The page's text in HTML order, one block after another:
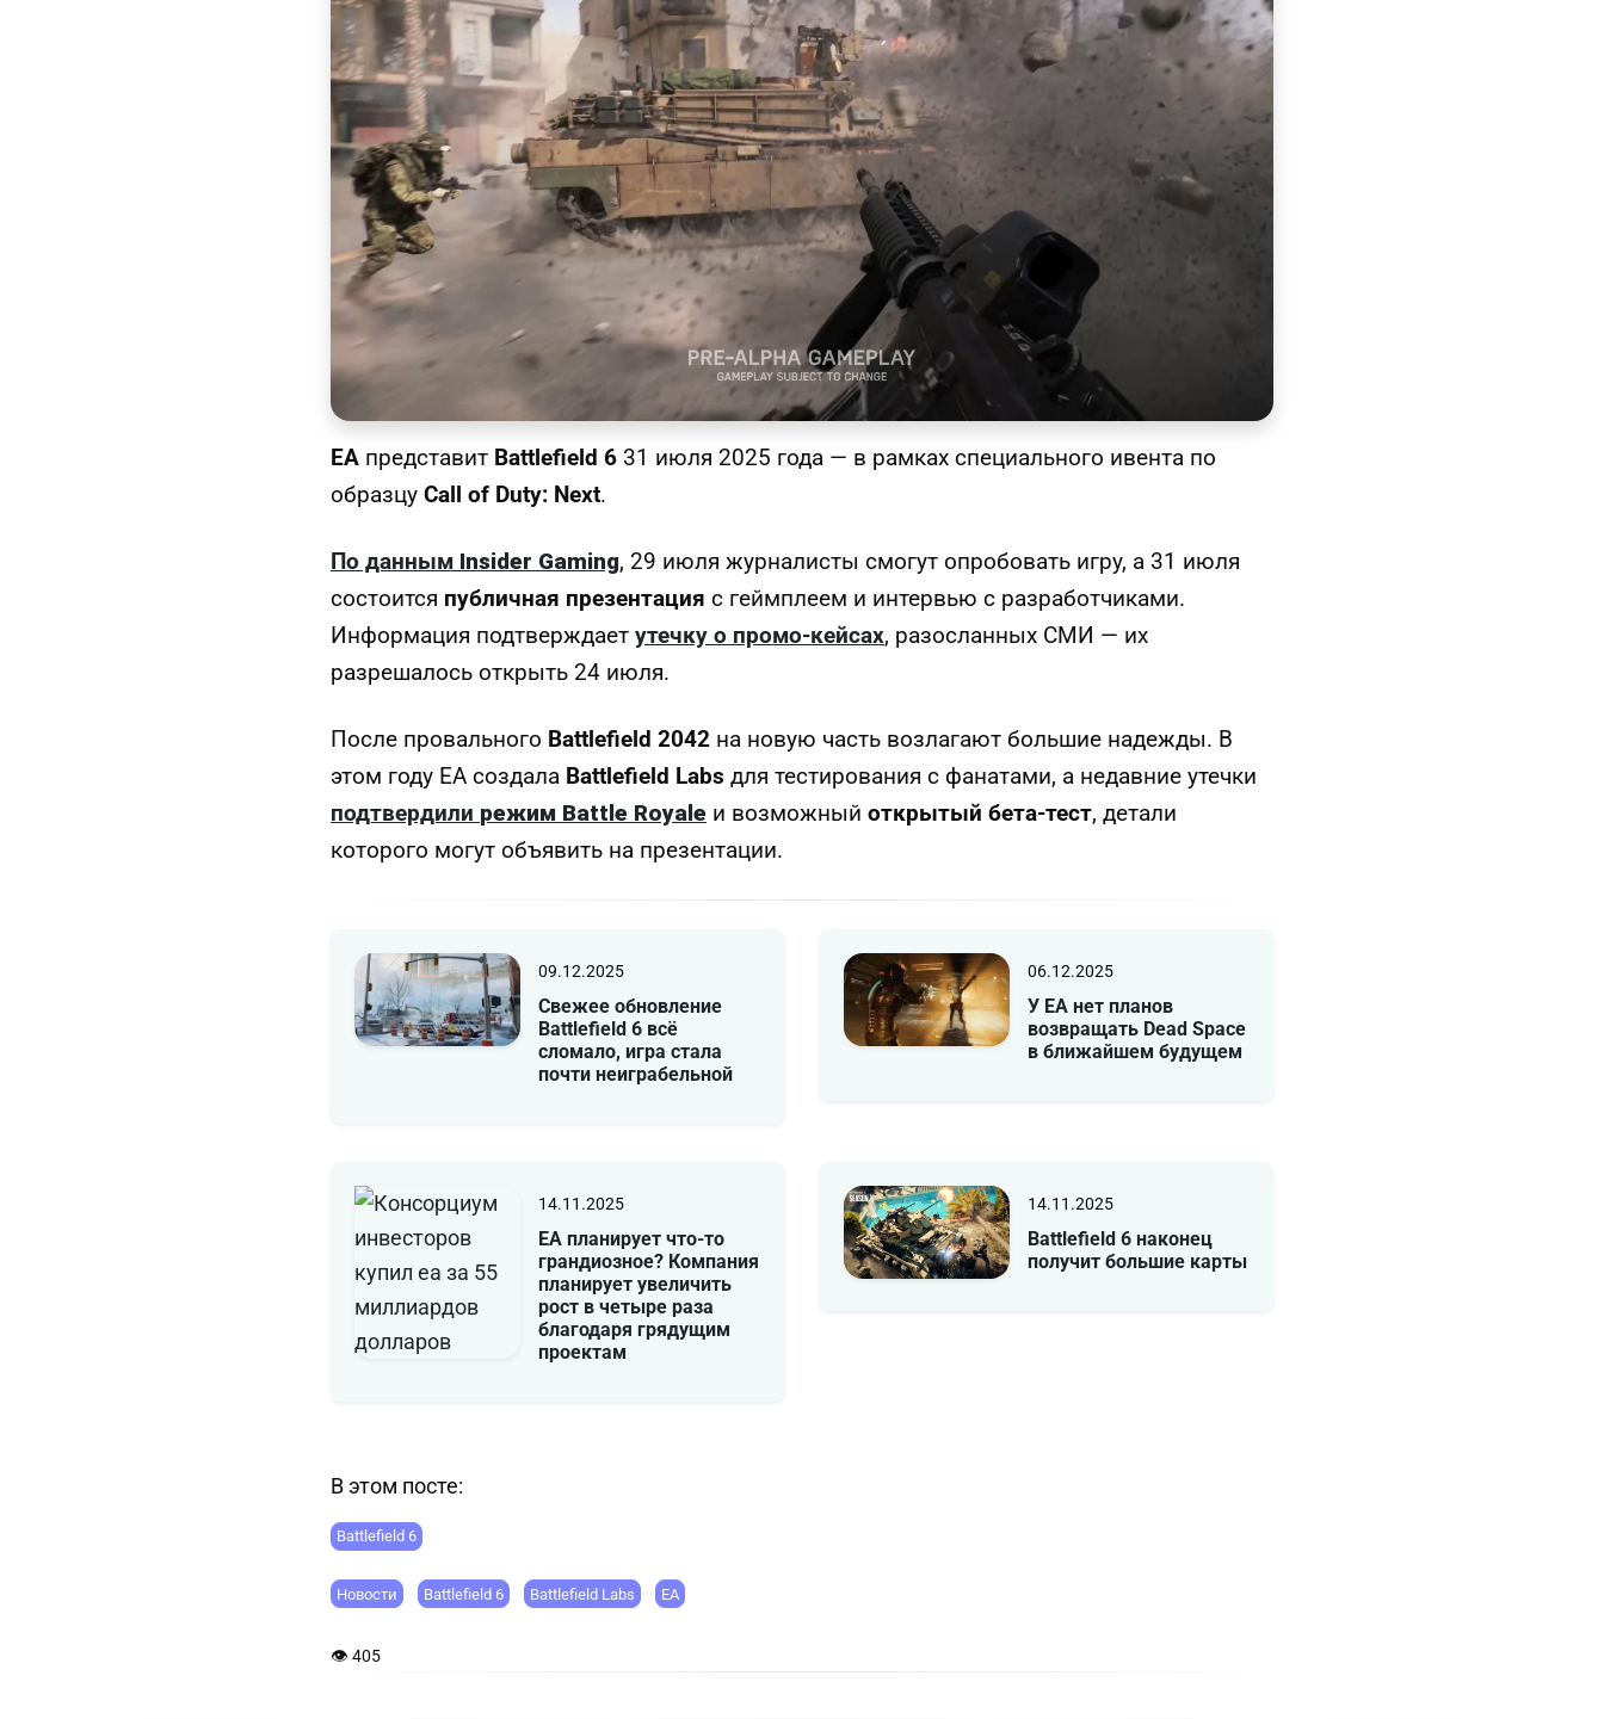
EA представит Battlefield 6 31 июля 2025 года — в рамках специального ивента по
образцу Call of Duty: Next.
По данным Insider Gaming, 29 июля журналисты смогут опробовать игру, а 31 июля
состоится публичная презентация с геймплеем и интервью с разработчиками.
Информация подтверждает утечку о промо-кейсах, разосланных СМИ — их
разрешалось открыть 24 июля.
После провального Battlefield 2042 на новую часть возлагают большие надежды. В
этом году EA создала Battlefield Labs для тестирования с фанатами, а недавние утечки
подтвердили режим Battle Royale и возможный открытый бета-тест, детали
которого могут объявить на презентации.
09.12.2025
Свежее обновление
Battlefield 6 всё
сломало, игра стала
почти неиграбельной
06.12.2025
У EA нет планов
возвращать Dead Space
в ближайшем будущем
14.11.2025
EA планирует что-то
грандиозное? Компания
планирует увеличить
рост в четыре раза
благодаря грядущим
проектам
14.11.2025
Battlefield 6 наконец
получит большие карты
В этом посте:
Battlefield 6
Новости Battlefield 6 Battlefield Labs EA
👁 405